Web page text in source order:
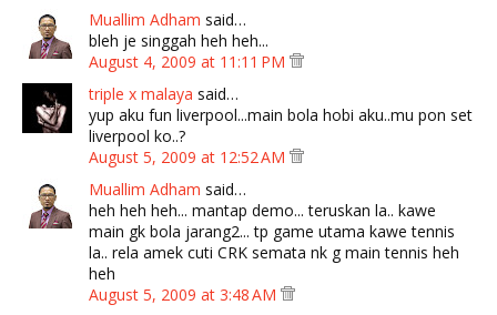
Muallim Adham said…
bleh je singgah heh heh...
August 4, 2009 at 11:11 PM
triple x malaya said…
yup aku fun liverpool...main bola hobi aku..mu pon set
liverpool ko..?
August 5, 2009 at 12:52 AM
Muallim Adham said…
heh heh heh... mantap demo... teruskan la.. kawe
main gk bola jarang2... tp game utama kawe tennis
la.. rela amek cuti CRK semata nk g main tennis heh
heh
August 5, 2009 at 3:48 AM